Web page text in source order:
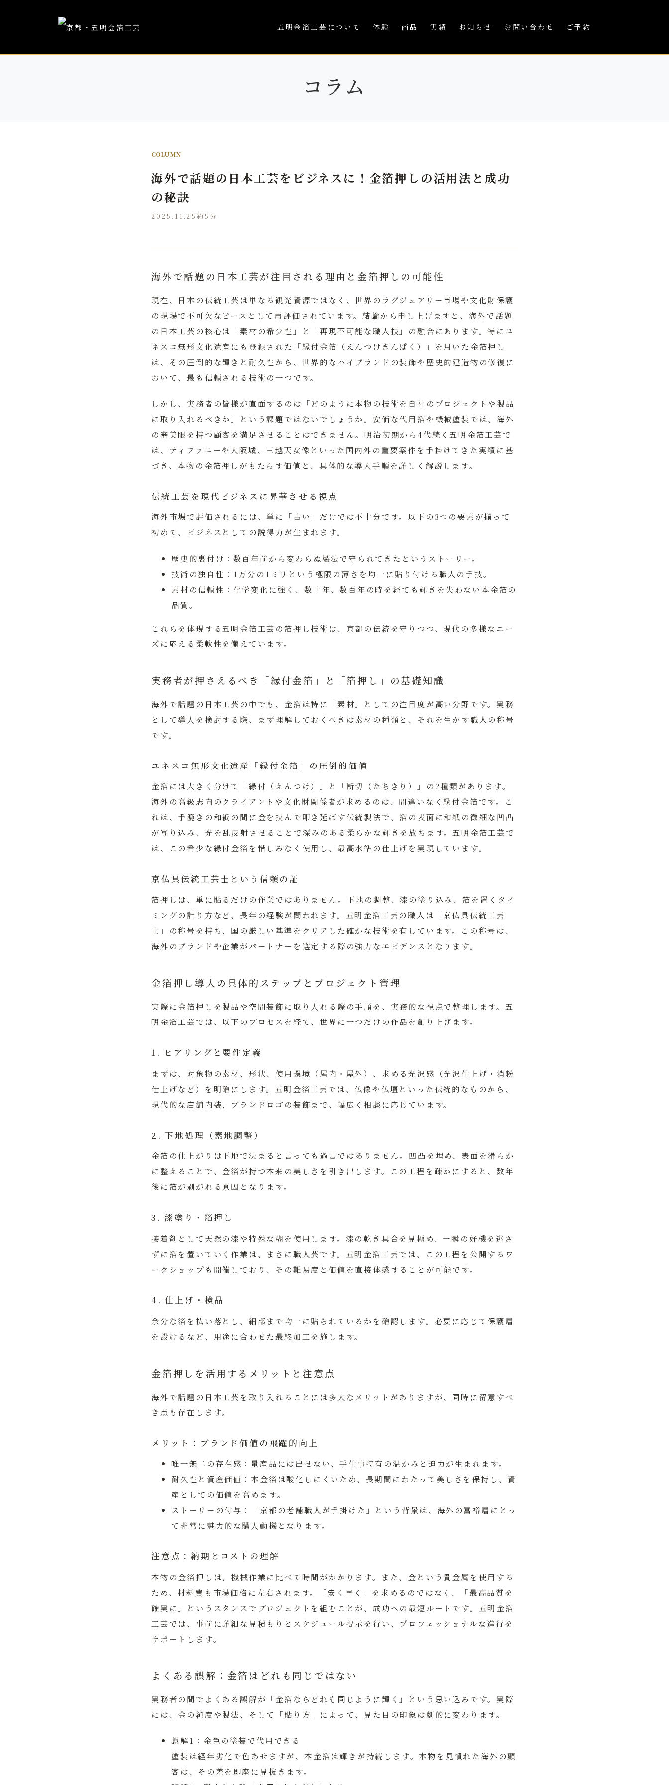
五明金箔工芸について 体験 商品 実績 お知らせ お問い合わせ ご予約
コラム
COLUMN
海外で話題の日本工芸をビジネスに！金箔押しの活用法と成功
の秘訣
2025.11.25 約5分
海外で話題の日本工芸が注目される理由と金箔押しの可能性
現在、日本の伝統工芸は単なる観光資源ではなく、世界のラグジュアリー市場や文化財保護
の現場で不可欠なピースとして再評価されています。結論から申し上げますと、海外で話題
の日本工芸の核心は「素材の希少性」と「再現不可能な職人技」の融合にあります。特にユ
ネスコ無形文化遺産にも登録された「縁付金箔（えんつけきんぱく）」を用いた金箔押し
は、その圧倒的な輝きと耐久性から、世界的なハイブランドの装飾や歴史的建造物の修復に
おいて、最も信頼される技術の一つです。
しかし、実務者の皆様が直面するのは「どのように本物の技術を自社のプロジェクトや製品
に取り入れるべきか」という課題ではないでしょうか。安価な代用箔や機械塗装では、海外
の審美眼を持つ顧客を満足させることはできません。明治初期から4代続く五明金箔工芸で
は、ティファニーや大阪城、三越天女像といった国内外の重要案件を手掛けてきた実績に基
づき、本物の金箔押しがもたらす価値と、具体的な導入手順を詳しく解説します。
伝統工芸を現代ビジネスに昇華させる視点
海外市場で評価されるには、単に「古い」だけでは不十分です。以下の3つの要素が揃って
初めて、ビジネスとしての説得力が生まれます。
歴史的裏付け： 数百年前から変わらぬ製法で守られてきたというストーリー。
技術の独自性： 1万分の1ミリという極限の薄さを均一に貼り付ける職人の手技。
素材の信頼性： 化学変化に強く、数十年、数百年の時を経ても輝きを失わない本金箔の
品質。
これらを体現する五明金箔工芸の箔押し技術は、京都の伝統を守りつつ、現代の多様なニー
ズに応える柔軟性を備えています。
実務者が押さえるべき「縁付金箔」と「箔押し」の基礎知識
海外で話題の日本工芸の中でも、金箔は特に「素材」としての注目度が高い分野です。実務
として導入を検討する際、まず理解しておくべきは素材の種類と、それを生かす職人の称号
です。
ユネスコ無形文化遺産「縁付金箔」の圧倒的価値
金箔には大きく分けて「縁付（えんつけ）」と「断切（たちきり）」の2種類があります。
海外の高級志向のクライアントや文化財関係者が求めるのは、間違いなく縁付金箔です。こ
れは、手漉きの和紙の間に金を挟んで叩き延ばす伝統製法で、箔の表面に和紙の微細な凹凸
が写り込み、光を乱反射させることで深みのある柔らかな輝きを放ちます。五明金箔工芸で
は、この希少な縁付金箔を惜しみなく使用し、最高水準の仕上げを実現しています。
京仏具伝統工芸士という信頼の証
箔押しは、単に貼るだけの作業ではありません。下地の調整、漆の塗り込み、箔を置くタイ
ミングの計り方など、長年の経験が問われます。五明金箔工芸の職人は「京仏具伝統工芸
士」の称号を持ち、国の厳しい基準をクリアした確かな技術を有しています。この称号は、
海外のブランドや企業がパートナーを選定する際の強力なエビデンスとなります。
金箔押し導入の具体的ステップとプロジェクト管理
実際に金箔押しを製品や空間装飾に取り入れる際の手順を、実務的な視点で整理します。五
明金箔工芸では、以下のプロセスを経て、世界に一つだけの作品を創り上げます。
1. ヒアリングと要件定義
まずは、対象物の素材、形状、使用環境（屋内・屋外）、求める光沢感（光沢仕上げ・消粉
仕上げなど）を明確にします。五明金箔工芸では、仏像や仏壇といった伝統的なものから、
現代的な店舗内装、ブランドロゴの装飾まで、幅広く相談に応じています。
2. 下地処理（素地調整）
金箔の仕上がりは下地で決まると言っても過言ではありません。凹凸を埋め、表面を滑らか
に整えることで、金箔が持つ本来の美しさを引き出します。この工程を疎かにすると、数年
後に箔が剥がれる原因となります。
3. 漆塗り・箔押し
接着剤として天然の漆や特殊な糊を使用します。漆の乾き具合を見極め、一瞬の好機を逃さ
ずに箔を置いていく作業は、まさに職人芸です。五明金箔工芸では、この工程を公開するワ
ークショップも開催しており、その難易度と価値を直接体感することが可能です。
4. 仕上げ・検品
余分な箔を払い落とし、細部まで均一に貼られているかを確認します。必要に応じて保護層
を設けるなど、用途に合わせた最終加工を施します。
金箔押しを活用するメリットと注意点
海外で話題の日本工芸を取り入れることには多大なメリットがありますが、同時に留意すべ
き点も存在します。
メリット：ブランド価値の飛躍的向上
唯一無二の存在感：量産品には出せない、手仕事特有の温かみと迫力が生まれます。
耐久性と資産価値：本金箔は酸化しにくいため、長期間にわたって美しさを保持し、資
産としての価値を高めます。
ストーリーの付与：
「京都の老舗職人が手掛けた」という背景は、海外の富裕層にとっ
て非常に魅力的な購入動機となります。
注意点：納期とコストの理解
本物の金箔押しは、機械作業に比べて時間がかかります。また、金という貴金属を使用する
ため、材料費も市場価格に左右されます。
「安く早く」を求めるのではなく、「最高品質を
確実に」というスタンスでプロジェクトを組むことが、成功への最短ルートです。 五明金箔
工芸では、事前に詳細な見積もりとスケジュール提示を行い、プロフェッショナルな進行を
サポートします。
よくある誤解：金箔はどれも同じではない
実務者の間でよくある誤解が「金箔ならどれも同じように輝く」という思い込みです。実際
には、金の純度や製法、そして「貼り方」によって、見た目の印象は劇的に変わります。
誤解1：金色の塗装で代用できる
塗装は経年劣化で色あせますが、本金箔は輝きが持続します。本物を見慣れた海外の顧
客は、その差を即座に見抜きます。